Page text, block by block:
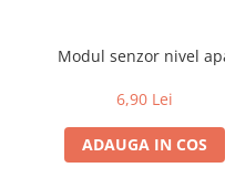
Modul senzor nivel
6,90 Lei
ADAUGA IN COS